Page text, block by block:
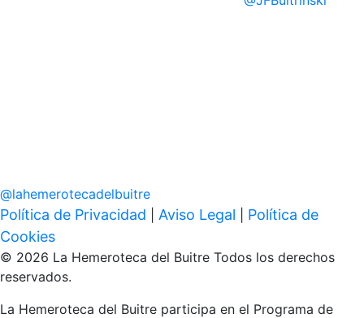
@lahemerotecadelbuitre
Política de Privacidad Aviso Legal
Política de
Cookies
© 2026 La Hemeroteca del Buitre Todos los derechos
reservados.
La Hemeroteca del Buitre participa en el Programa de